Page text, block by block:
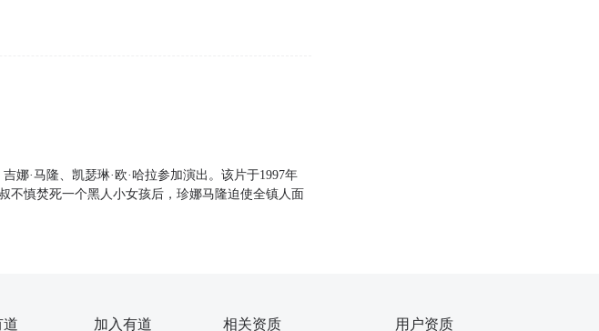
娜·马隆、凯瑟琳·欧·哈拉参加演出。该片于1997年
不慎焚死一个黑人小女孩后，珍娜马隆迫使全镇人面
道 加入有道 相关资质 用户资质